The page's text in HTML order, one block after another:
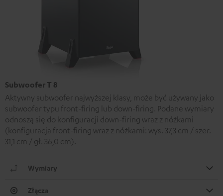
Subwoofer T 8
Aktywny subwoofer najwyższej klasy, może być używany jako
subwoofer typu front-firing lub down-firing. Podane wymiary
odnoszą się do konfiguracji down-firing wraz z nóżkami
(konfiguracja front-firing wraz z nóżkami: wys. 37,3 cm / szer.
31,1 cm / gł. 36,0 cm).
Wymiary
Złącza